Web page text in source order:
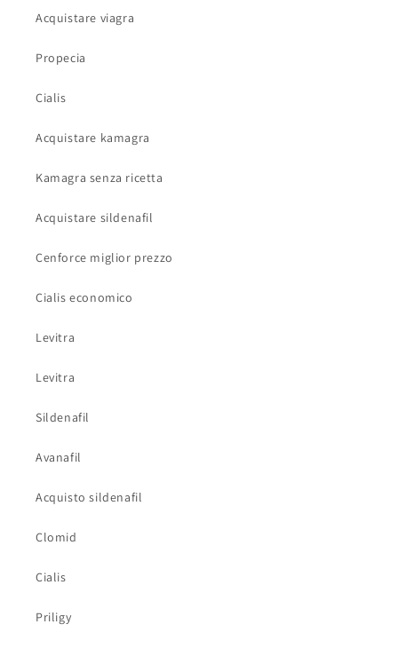
Acquistare viagra
Propecia
Cialis
Acquistare kamagra
Kamagra senza ricetta
Acquistare sildenafil
Cenforce miglior prezzo
Cialis economico
Levitra
Levitra
Sildenafil
Avanafil
Acquisto sildenafil
Clomid
Cialis
Priligy